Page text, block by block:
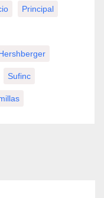
Principal
Sufinc